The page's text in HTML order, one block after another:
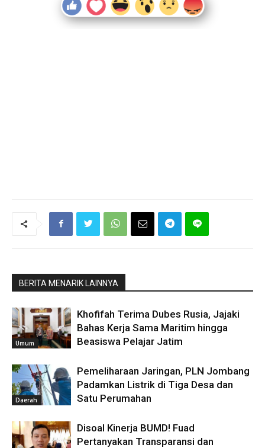
BERITA MENARIK LAINNYA
Umum
Khofifah Terima Dubes Rusia, Jajaki
Bahas Kerja Sama Maritim hingga
Beasiswa Pelajar Jatim
Daerah
Pemeliharaan Jaringan, PLN Jombang
Padamkan Listrik di Tiga Desa dan
Satu Perumahan
Disoal Kinerja BUMD! Fuad
Pertanyakan Transparansi dan